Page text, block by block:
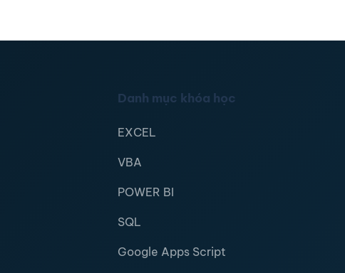
Danh mục khóa học
EXCEL
VBA
POWER BI
SQL
Google Apps Script